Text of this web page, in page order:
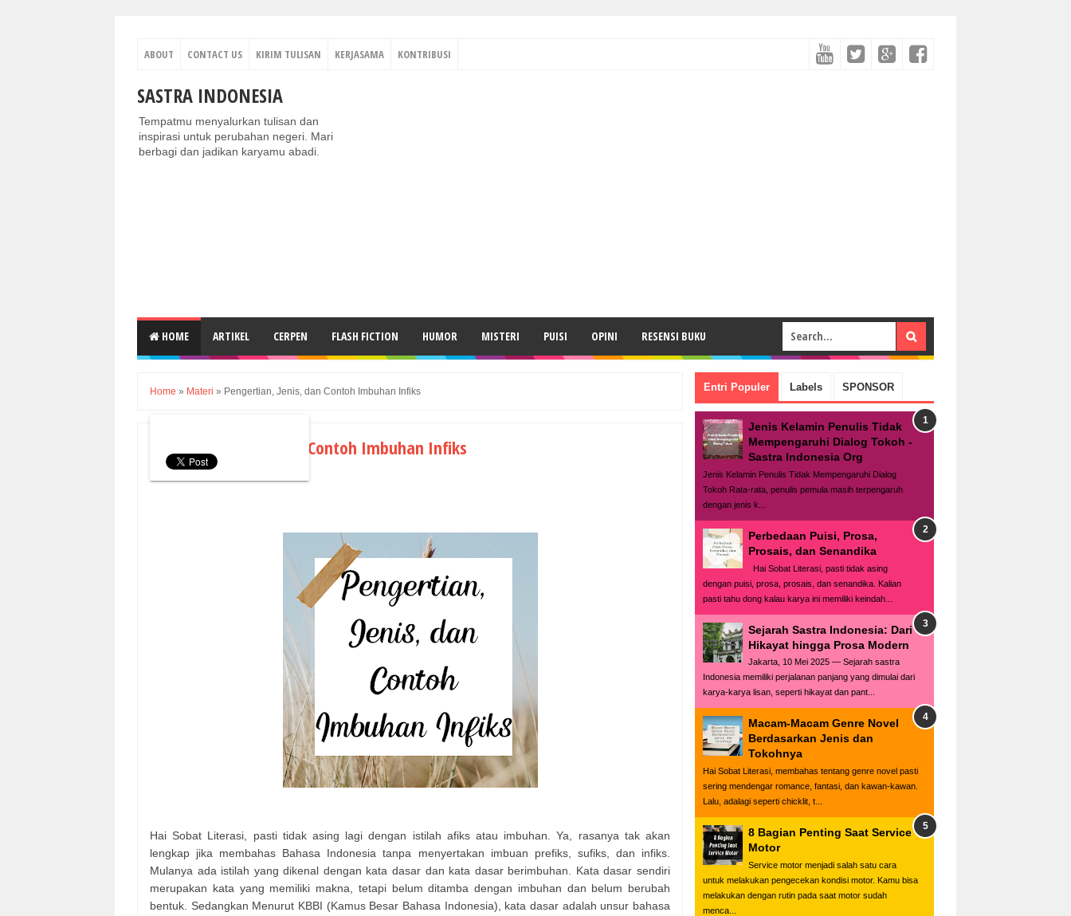
ABOUT CONTACT US KIRIM TULISAN KERJASAMA KONTRIBUSI
SASTRA INDONESIA
Tempatmu menyalurkan tulisan dan
inspirasi untuk perubahan negeri. Mari
berbagi dan jadikan karyamu abadi.
HOME ARTIKEL CERPEN FLASH FICTION HUMOR MISTERI PUISI OPINI RESENSI BUKU
Home » Materi » Pengertian, Jenis, dan Contoh Imbuhan Infiks
Pengertian, Jenis, dan Contoh Imbuhan Infiks
Hai Sobat Literasi, pasti tidak asing lagi dengan istilah afiks atau imbuhan. Ya, rasanya tak akan
lengkap jika membahas Bahasa Indonesia tanpa menyertakan imbuan prefiks, sufiks, dan infiks.
Mulanya ada istilah yang dikenal dengan kata dasar dan kata dasar berimbuhan. Kata dasar sendiri
merupakan kata yang memiliki makna, tetapi belum ditamba dengan imbuhan dan belum berubah
bentuk. Sedangkan Menurut KBBI (Kamus Besar Bahasa Indonesia), kata dasar adalah unsur bahasa
Entri Populer Labels SPONSOR
Jenis Kelamin Penulis Tidak
Mempengaruhi Dialog Tokoh -
Sastra Indonesia Org
Jenis Kelamin Penulis Tidak Mempengaruhi Dialog
Tokoh Rata-rata, penulis pemula masih terpengaruh
dengan jenis k...
Perbedaan Puisi, Prosa,
Prosais, dan Senandika
Hai Sobat Literasi, pasti tidak asing
dengan puisi, prosa, prosais, dan senandika. Kalian
pasti tahu dong kalau karya ini memiliki keindah...
Sejarah Sastra Indonesia: Dari
Hikayat hingga Prosa Modern
Jakarta, 10 Mei 2025 — Sejarah sastra
Indonesia memiliki perjalanan panjang yang dimulai dari
karya-karya lisan, seperti hikayat dan pant...
Macam-Macam Genre Novel
Berdasarkan Jenis dan
Tokohnya
Hai Sobat Literasi, membahas tentang genre novel pasti
sering mendengar romance, fantasi, dan kawan-kawan.
Lalu, adalagi seperti chicklit, t...
8 Bagian Penting Saat Service
Motor
Service motor menjadi salah satu cara
untuk melakukan pengecekan kondisi motor. Kamu bisa
melakukan dengan rutin pada saat motor sudah
menca...